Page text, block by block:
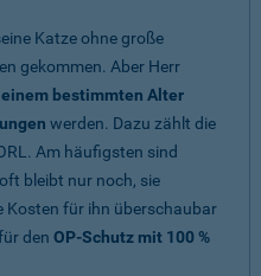
Katze ohne große
gekommen. Aber Herr
bestimmten Alter
werden. Dazu zählt die
Am häufigsten sind
bleibt nur noch, sie
Kosten für ihn überschaubar
den OP-Schutz mit 100 %